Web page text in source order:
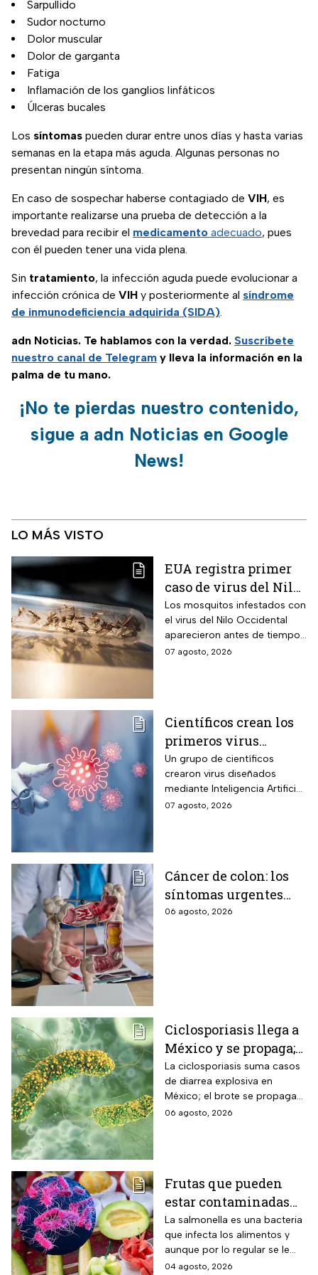
Sarpullido
Sudor nocturno
Dolor muscular
Dolor de garganta
Fatiga
Inflamación de los ganglios linfáticos
Úlceras bucales
Los síntomas pueden durar entre unos días y hasta varias
semanas en la etapa más aguda. Algunas personas no
presentan ningún síntoma.
En caso de sospechar haberse contagiado de VIH, es
importante realizarse una prueba de detección a la
brevedad para recibir el medicamento adecuado, pues
con él pueden tener una vida plena.
Sin tratamiento, la infección aguda puede evolucionar a
infección crónica de VIH y posteriormente al síndrome
de inmunodeficiencia adquirida (SIDA).
adn Noticias. Te hablamos con la verdad. Suscríbete
nuestro canal de Telegram y lleva la información en la
palma de tu mano.
¡No te pierdas nuestro contenido,
sigue a adn Noticias en Google
News!
LO MÁS VISTO
EUA registra primer
caso de virus del Nilo
Occidental de 2026
Los mosquitos infestados con
el virus del Nilo Occidental
aparecieron antes de tiempo
en EUA; ya se registró el
07 agosto, 2026
Científicos crean los
primeros virus
diseñados por la IA,
¿son peligrosos para
los humanos?
Un grupo de científicos
crearon virus diseñados
mediante Inteligencia Artificial
pero se han encendido las
07 agosto, 2026
Cáncer de colon: los
síntomas urgentes
que te advierten que
06 agosto, 2026
Ciclosporiasis llega a
México y se propaga;
activan protocolos
para revisar frutas y
verduras
La ciclosporiasis suma casos
de diarrea explosiva en
México; el brote se propaga
en el territorio nacional
06 agosto, 2026
Frutas que pueden
estar contaminadas
de salmonella y cómo
protegerte del
contagio
La salmonella es una bacteria
que infecta los alimentos y
aunque por lo regular se le
relaciona con el huevo,
04 agosto, 2026